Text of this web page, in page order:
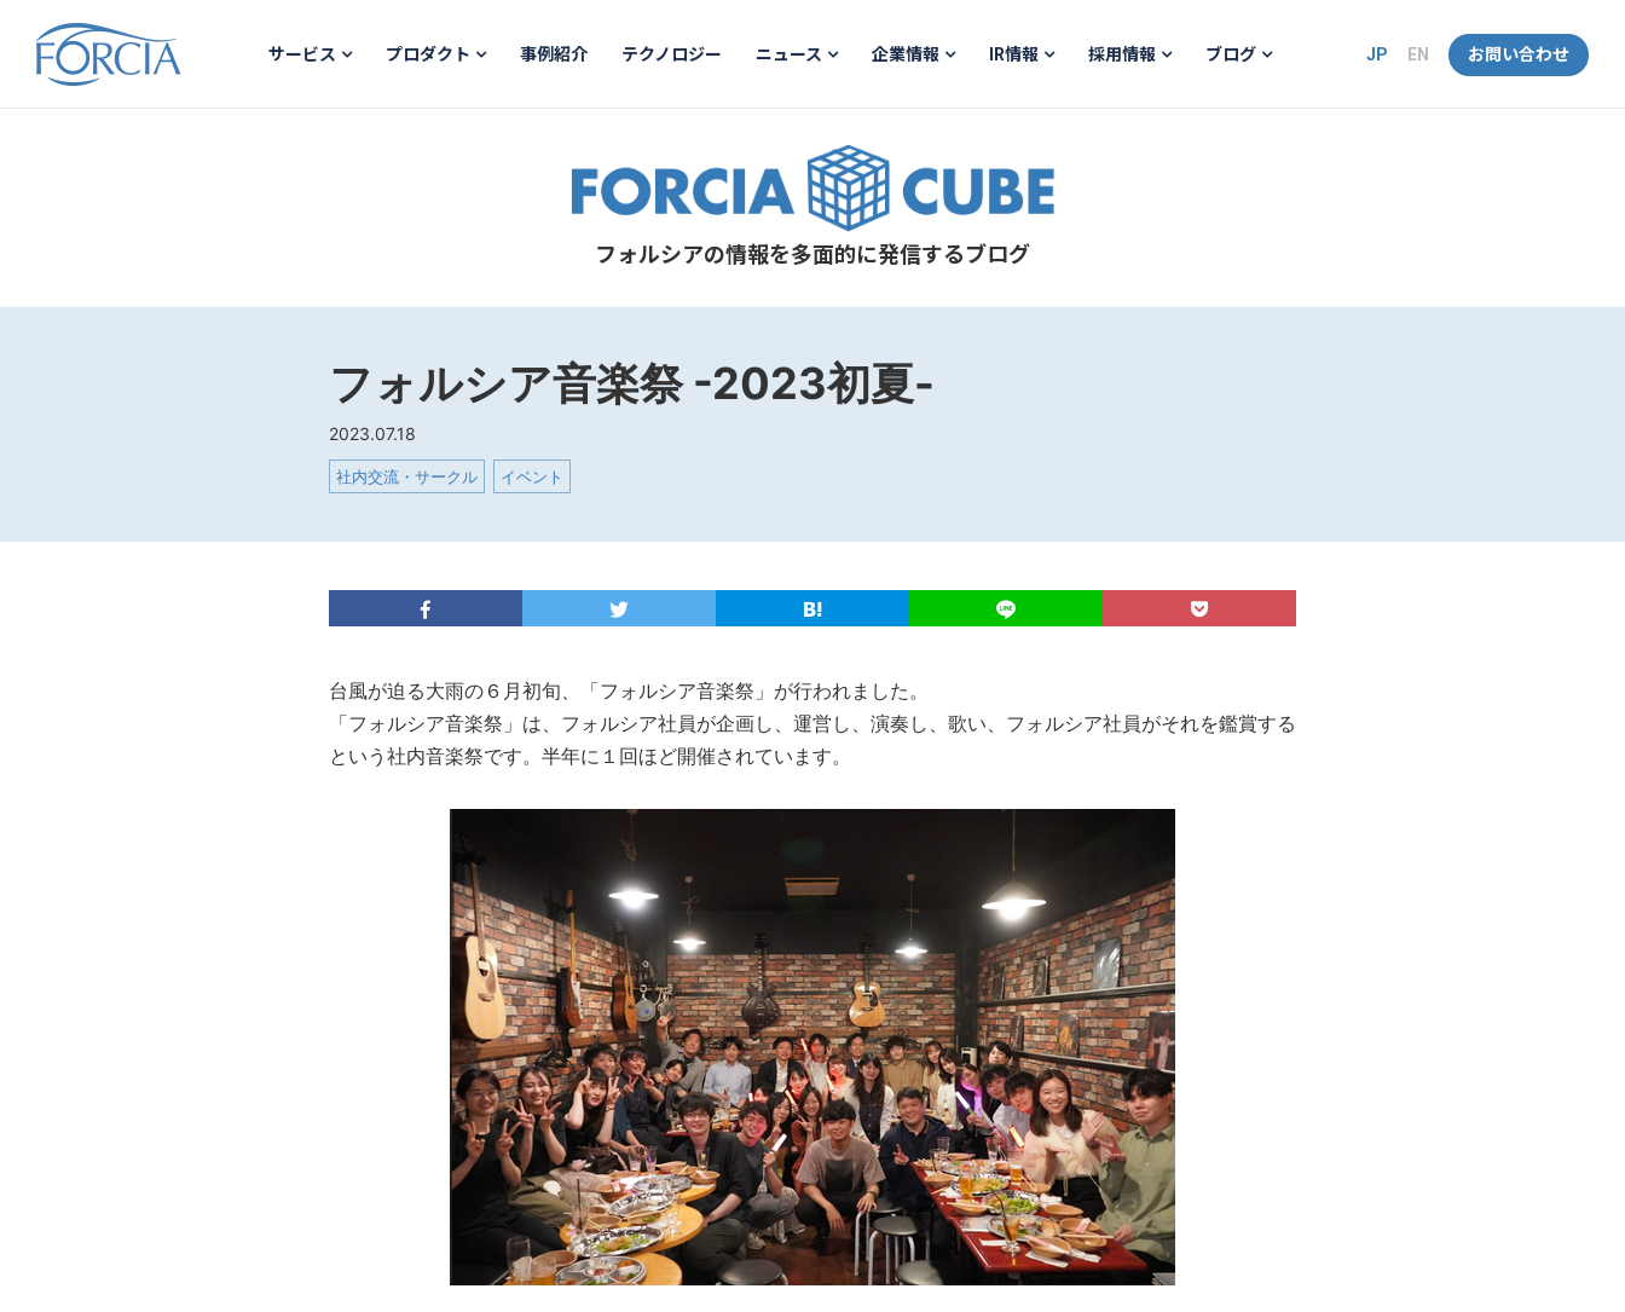
サービス プロダクト 事例紹介 テクノロジー ニュース 企業情報 IR情報 採用情報 ブログ JP EN お問い合わせ
フォルシアの情報を多面的に発信するブログ
フォルシア音楽祭 -2023初夏-
2023.07.18
社内交流・サークル イベント
台風が迫る大雨の６月初旬、「フォルシア音楽祭」が行われました。
「フォルシア音楽祭」は、フォルシア社員が企画し、運営し、演奏し、歌い、フォルシア社員がそれを鑑賞する
という社内音楽祭です。半年に１回ほど開催されています。